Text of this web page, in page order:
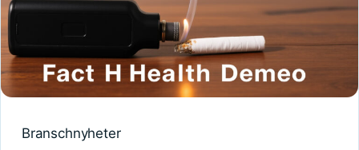
Branschnyheter